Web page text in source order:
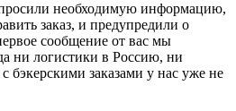
необходимую информацию,
заказ, и предупредили о
сообщение от вас мы
ни логистики в Россию, ни
бэкерскими заказами у нас уже не